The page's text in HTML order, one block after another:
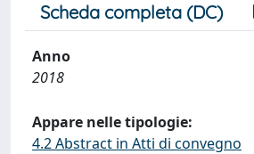
Scheda completa (DC)
Anno
2018
Appare nelle tipologie:
4.2 Abstract in Atti di convegno